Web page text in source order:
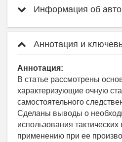
Информация об
Аннотация и
Аннотация:
В статье рассмотрены
характеризующие очную
самостоятельного
Сделаны выводы о
использования
применению при ее